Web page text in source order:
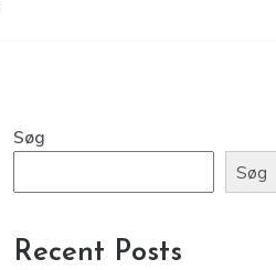
Søg
Søg
Recent Posts